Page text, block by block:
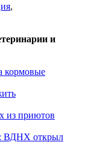
,
и
кормовые
из приютов
ВДНХ открыл